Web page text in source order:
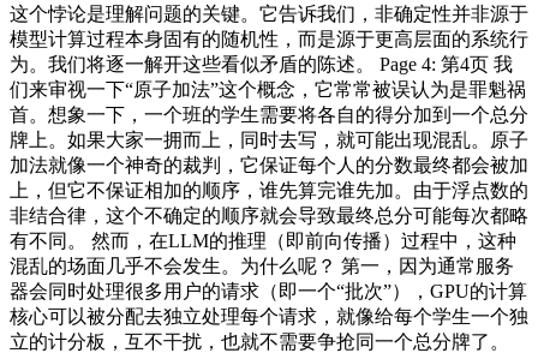
这个悖论是理解问题的关键。它告诉我们，非确定性并非源于
模型计算过程本身固有的随机性，而是源于更高层面的系统行
为。我们将逐一解开这些看似矛盾的陈述。 Page 4: 第4页 我
们来审视一下“原子加法”这个概念，它常常被误认为是罪魁祸
首。想象一下，一个班的学生需要将各自的得分加到一个总分
牌上。如果大家一拥而上，同时去写，就可能出现混乱。原子
加法就像一个神奇的裁判，它保证每个人的分数最终都会被加
上，但它不保证相加的顺序，谁先算完谁先加。由于浮点数的
非结合律，这个不确定的顺序就会导致最终总分可能每次都略
有不同。 然而，在LLM的推理（即前向传播）过程中，这种
混乱的场面几乎不会发生。为什么呢？ 第一，因为通常服务
器会同时处理很多用户的请求（即一个“批次”），GPU的计算
核心可以被分配去独立处理每个请求，就像给每个学生一个独
立的计分板，互不干扰，也就不需要争抢同一个总分牌了。